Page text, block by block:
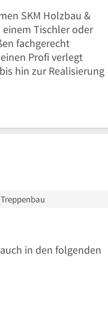
SKM Holzbau &
einem Tischler oder
fachgerecht
Profi verlegt
hin zur Realisierung
Treppenbau
in den folgenden